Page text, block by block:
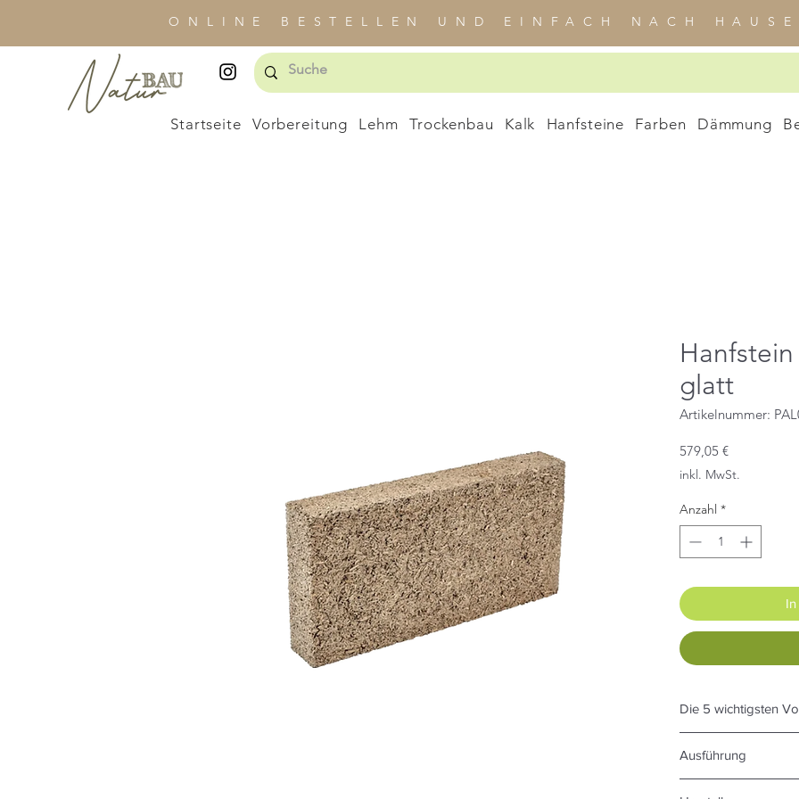
ONLINE BESTELLEN UND EINFACH NACH
Startseite Vorbereitung Lehm Trockenbau Kalk Hanfsteine Farben Dämmung
glatt
Artikelnummer:
579,05 €Preis
inkl. MwSt.
Anzahl *
Die 5 wichtigsten
Hanfsteine
auf natürliche
Ausführung